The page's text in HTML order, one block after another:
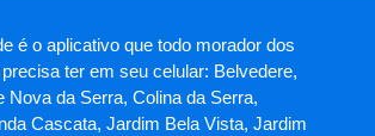
é o aplicativo que todo morador dos
ter em seu celular: Belvedere,
Nova da Serra, Colina da Serra,
Cascata, Jardim Bela Vista, Jardim